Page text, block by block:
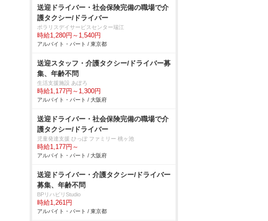
送迎ドライバー・社会保険完備の職場で介
護タクシー/ドライバー
ポラリスデイサービスセンター瑞江
時給1,280円～1,540円
アルバイト・パート / 東京都
送迎スタッフ・介護タクシー/ドライバー募
集、年齢不問
生活支援施設 あぽろ
時給1,177円～1,300円
アルバイト・パート / 大阪府
送迎ドライバー・社会保険完備の職場で介
護タクシー/ドライバー
児童発達支援 ひっぽ ファミリー 桃ヶ池
時給1,177円～
アルバイト・パート / 大阪府
送迎ドライバー・介護タクシー/ドライバー
募集、年齢不問
BPリハビリStudio
時給1,261円
アルバイト・パート / 東京都